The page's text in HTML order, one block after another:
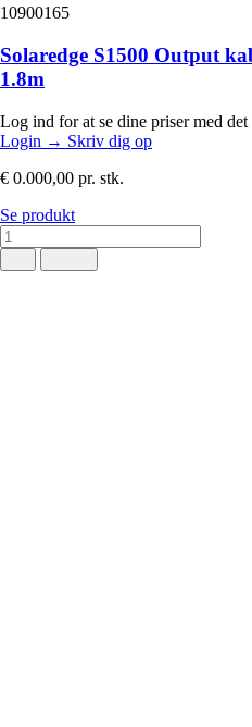
10900165
Solaredge S1500 Output
1.8m
Log ind for at se dine priser med det
Login → Skriv dig op
€ 0.000,00 pr. stk.
Se produkt